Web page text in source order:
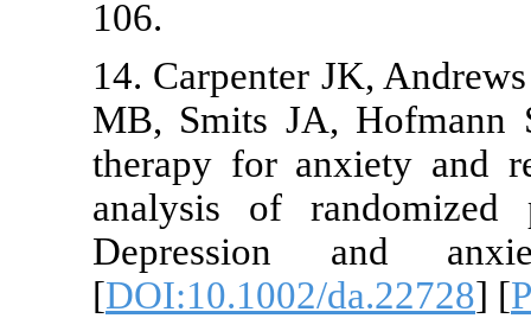
14.
MB, Smits
therapy for
analysis of
[